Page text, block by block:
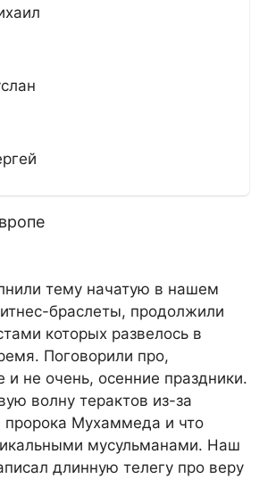
тему начатую в нашем
браслеты, продолжили
которых развелось в
Поговорили про,
и не очень, осенние праздники.
волну терактов из-за
пророка Мухаммеда и что
мусульманами. Наш
длинную телегу про веру